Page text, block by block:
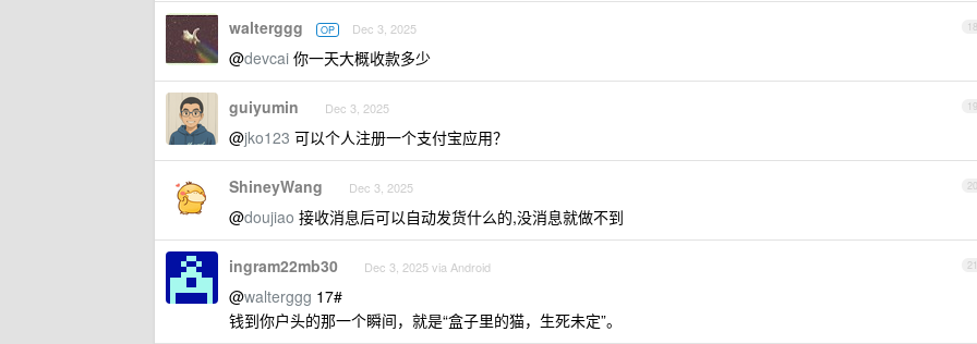
18
walterggg OP Dec 3, 2025
@devcai 你一天大概收款多少
19
guiyumin Dec 3, 2025
@jko123 可以个人注册一个支付宝应用？
20
ShineyWang Dec 3, 2025
@doujiao 接收消息后可以自动发货什么的,没消息就做不到
21
ingram22mb30 Dec 3, 2025 via Android
@walterggg 17#
钱到你户头的那一个瞬间，就是“盒子里的猫，生死未定”。